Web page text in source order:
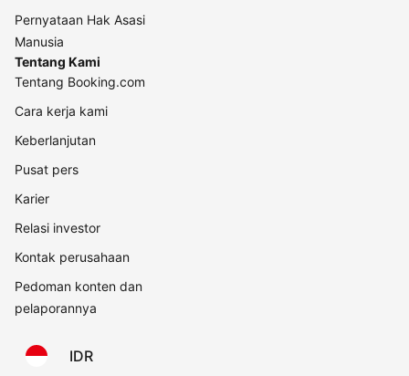
Pernyataan Hak Asasi
Manusia
Tentang Kami
Tentang Booking.com
Cara kerja kami
Keberlanjutan
Pusat pers
Karier
Relasi investor
Kontak perusahaan
Pedoman konten dan
pelaporannya
IDR